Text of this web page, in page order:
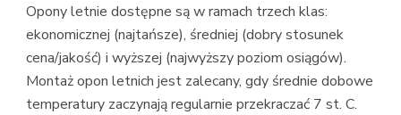
Opony letnie dostępne są w ramach trzech klas:
ekonomicznej (najtańsze), średniej (dobry stosunek
cena/jakość) i wyższej (najwyższy poziom osiągów).
Montaż opon letnich jest zalecany, gdy średnie dobowe
temperatury zaczynają regularnie przekraczać 7 st. C.